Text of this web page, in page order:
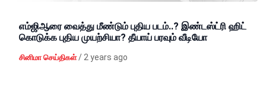
எம்ஜிஆரை வைத்து மீண்டும் புதிய படம்..? இண்டஸ்ட்ரி ஹிட்
கொடுக்க புதிய முயற்சியா? தீயாய் பரவும் வீடியோ
சினிமா செய்திகள் / 2 years ago